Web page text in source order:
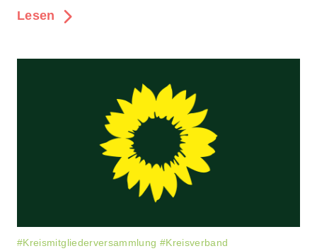
Lesen
#Kreismitgliederversammlung #Kreisverband